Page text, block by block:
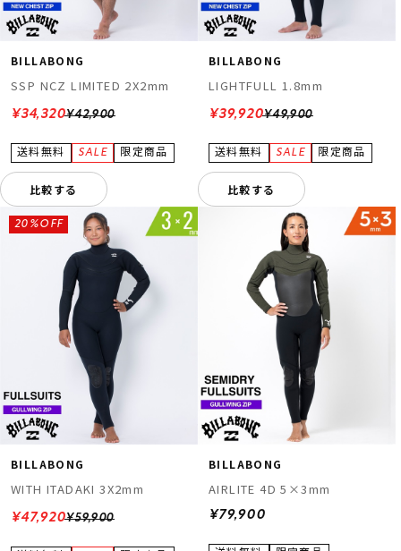
BILLABONG
SSP NCZ LIMITED 2X2mm
¥42,900
¥34,320
比較する
BILLABONG
LIGHTFULL 1.8mm
¥49,900
¥39,920
比較する
BILLABONG
WITH ITADAKI 3X2mm
¥59,900
20%OFF
¥47,920
BILLABONG
AIRLITE 4D 5×3mm
¥79,900